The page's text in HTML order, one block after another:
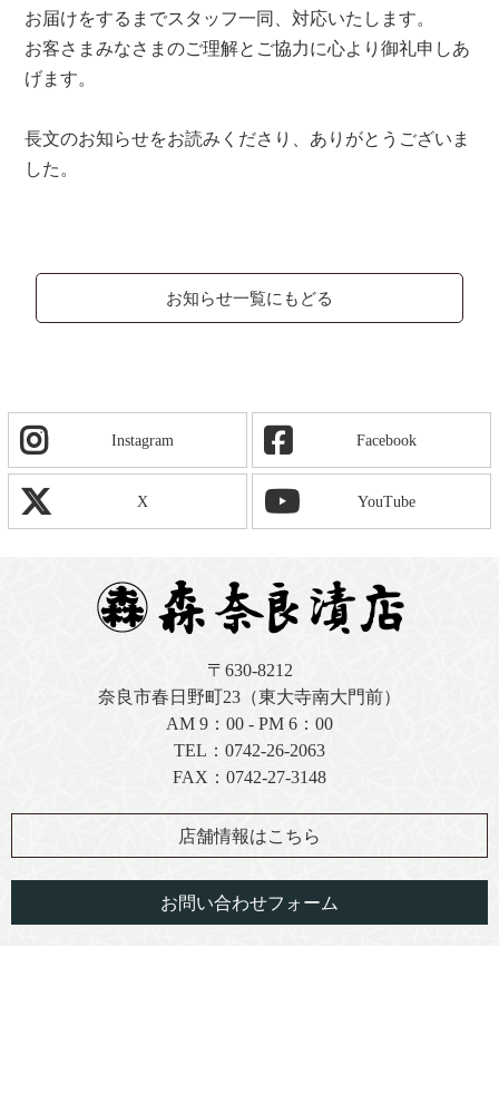
お届けをするまでスタッフ一同、対応いたします。
お客さまみなさまのご理解とご協力に心より御礼申しあ
げます。
長文のお知らせをお読みくださり、ありがとうございま
した。
お知らせ一覧にもどる
Instagram Facebook
X YouTube
〒630-8212
奈良市春日野町23（東大寺南大門前）
AM 9：00 - PM 6：00
TEL： 0742-26-2063
FAX：0742-27-3148
店舗情報はこちら
お問い合わせフォーム